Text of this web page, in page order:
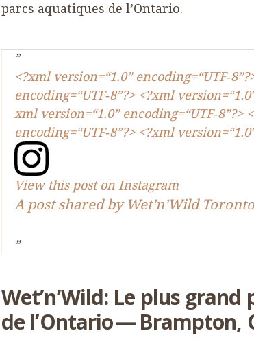
parcs aquatiques de l’Ontario.
<?xml version=“1.0” encoding=“UTF‑8
encoding=“UTF‑8”?> <?xml version=“1.0
xml version=“1.0” encoding=“UTF‑8”?>
encoding=“UTF‑8”?> <?xml version=“1.0
View this post on Instagram
A post shared by Wet’n’Wild
Wet’n’Wild: Le plus
de l’Ontario — Brampton,